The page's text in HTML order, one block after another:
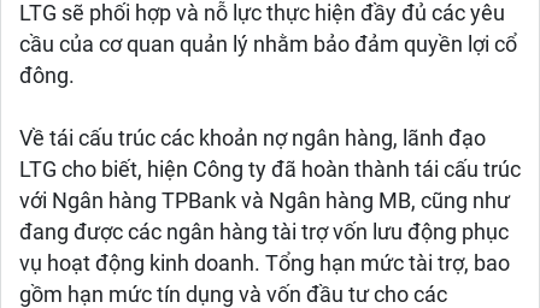
LTG sẽ phối hợp và nỗ lực thực hiện đầy đủ các yêu
cầu của cơ quan quản lý nhằm bảo đảm quyền lợi cổ
đông.
Về tái cấu trúc các khoản nợ ngân hàng, lãnh đạo
LTG cho biết, hiện Công ty đã hoàn thành tái cấu trúc
với Ngân hàng TPBank và Ngân hàng MB, cũng như
đang được các ngân hàng tài trợ vốn lưu động phục
vụ hoạt động kinh doanh. Tổng hạn mức tài trợ, bao
gồm hạn mức tín dụng và vốn đầu tư cho các